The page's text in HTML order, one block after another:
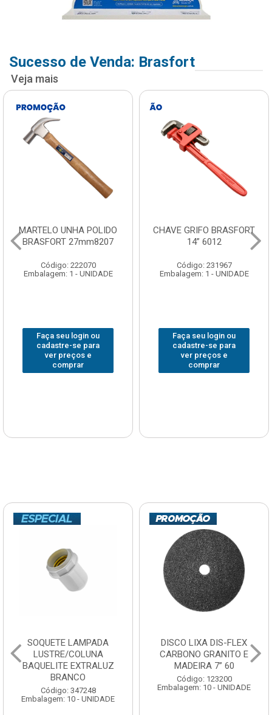
Sucesso de Venda: Brasfort
Veja mais
MARTELO UNHA POLIDO
BRASFORT 27mm8207
Código: 222070
Embalagem: 1 - UNIDADE
Faça seu login ou
cadastre-se para
ver preços e
comprar
CHAVE GRIFO BRASFORT
14” 6012
Código: 231967
Embalagem: 1 - UNIDADE
Faça seu login ou
cadastre-se para
ver preços e
comprar
SOQUETE LAMPADA
LUSTRE/COLUNA
BAQUELITE EXTRALUZ
BRANCO
Código: 347248
Embalagem: 10 - UNIDADE
DISCO LIXA DIS-FLEX
CARBONO GRANITO E
MADEIRA 7” 60
Código: 123200
Embalagem: 10 - UNIDADE